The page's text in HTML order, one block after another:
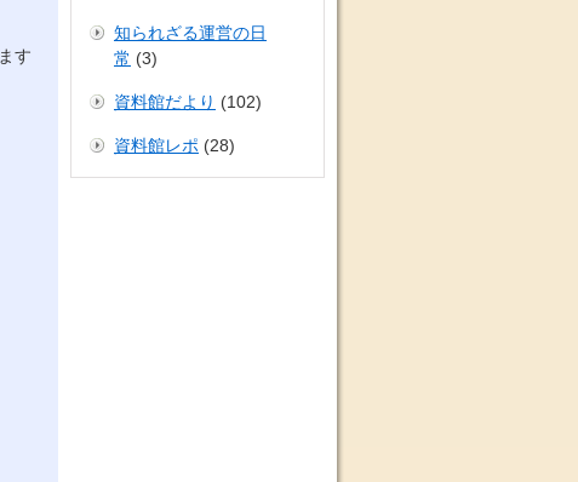
す
知られざる運営の日
常 (3)
資料館だより (102)
資料館レポ (28)